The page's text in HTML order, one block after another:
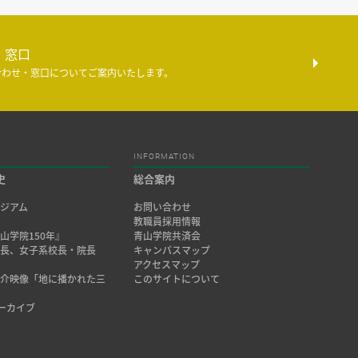
口
せ・窓口についてご案内いたします。
アム
学院150年』
、女子系校長・院長
映像「地に播かれた三
カイブ
INFORMATION
総合案内
お問い合わせ
教職員採用情報
青山学院共済会
キャンパスマップ
アクセスマップ
このサイトについて